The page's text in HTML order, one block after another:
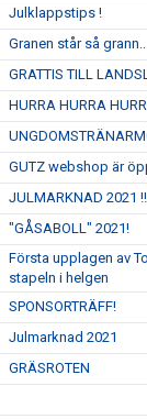
Julklappstips !
Granen står så grann..
GRATTIS TILL
HURRA HURRA
GUTZ webshop är
JULMARKNAD 2021
"GÅSABOLL" 2021!
Första upplagen av
stapeln i helgen
SPONSORTRÄFF!
Julmarknad 2021
GRÄSROTEN